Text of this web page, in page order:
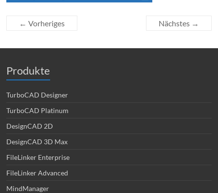
← Vorheriges Nächstes →
Produkte
TurboCAD Designer
TurboCAD Platinum
DesignCAD 2D
DesignCAD 3D Max
FileLinker Enterprise
FileLinker Advanced
MindManager